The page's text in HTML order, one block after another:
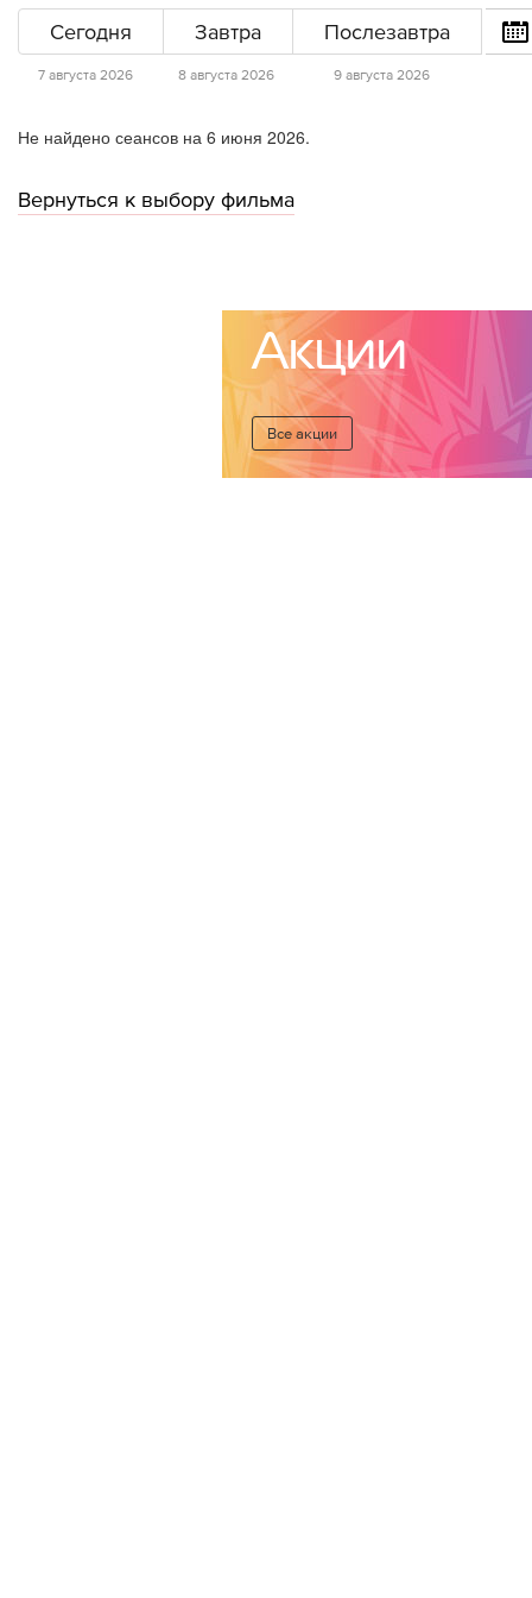
Сегодня
7 августа 2026
Завтра
8 августа 2026
Послезавтра
9 августа 2026
Не найдено сеансов на 6 июня 2026.
Вернуться к выбору фильма
Акции
Все акции